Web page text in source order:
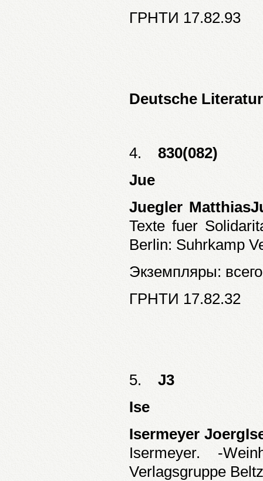
ГРНТИ 17.82.93
Deutsche Literatur
4. 830(082)
Jue
Juegler
Texte fuer
Berlin: Suhrkamp
Экземпляры:
ГРНТИ 17.82.32
5. J3
Ise
Isermeyer
Isermeyer. -
Verlagsgruppe